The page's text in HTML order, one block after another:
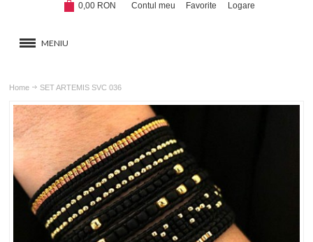
0,00 RON Contul meu Favorite Logare
MENIU
COLIERE SI SETURI
BRATARI CU SNUR
NOUTATI 2024 Hot!
SETURI BRATARI New
Home SET ARTEMIS SVC 036